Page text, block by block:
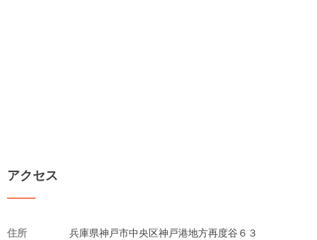
アクセス
住所 兵庫県神戸市中央区神戸港地方再度谷６３